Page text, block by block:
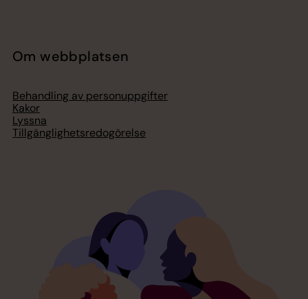
Om webbplatsen
Behandling av personuppgifter
Kakor
Lyssna
Tillgänglighetsredogörelse